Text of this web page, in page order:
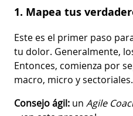
1. Mapea tus
Este es el primer paso
tu dolor. Generalmente,
Entonces, comienza por
macro, micro y sectoriales.
Consejo ágil: un Agile